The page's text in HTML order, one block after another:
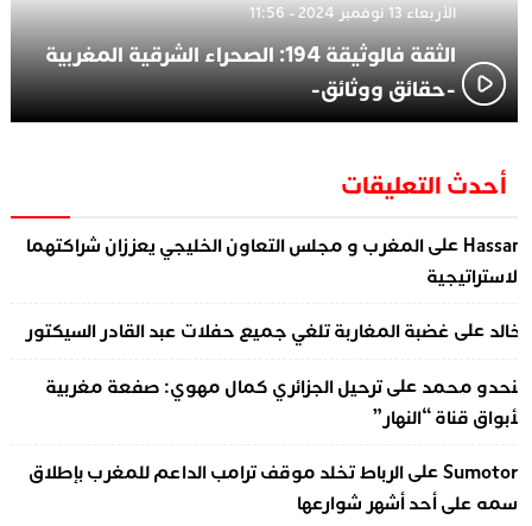
الأربعاء 13 نوفمبر 2024 - 11:56
الثقة فالوثيقة 194: الصحراء الشرقية المغربية
-حقائق ووثائق-
أحدث التعليقات
علىالمغرب و مجلس التعاون الخليجي يعززان شراكتهما
علىغضبة المغاربة تلغي جميع حفلات عبد القادر السيكتور
محمدعلىترحيل الجزائري كمال مهوي: صفعة مغربية
قناة “النهار”
علىالرباط تخلد موقف ترامب الداعم للمغرب بإطلاق
على أحد أشهر شوارعها